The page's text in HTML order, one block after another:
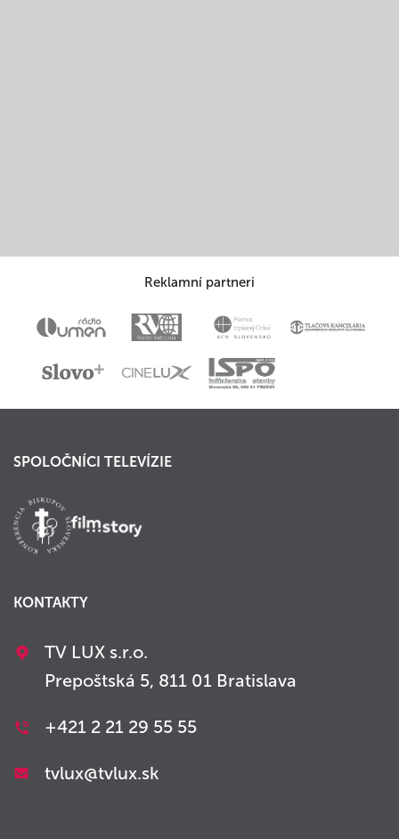
Reklamní partneri
SPOLOČNÍCI TELEVÍZIE
KONTAKTY
TV LUX s.r.o.
Prepoštská 5, 811 01 Bratislava
+421 2 21 29 55 55
tvlux@tvlux.sk